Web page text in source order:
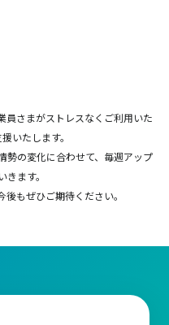
員さまがストレスなくご利用いた
いたします。
勢の変化に合わせて、毎週アップ
ます。
もぜひご期待ください。